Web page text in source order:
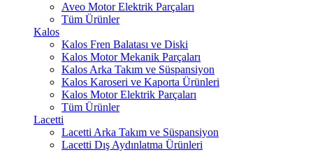
Aveo Motor Elektrik Parçaları
Tüm Ürünler
Kalos
Kalos Fren Balatası ve Diski
Kalos Motor Mekanik Parçaları
Kalos Arka Takım ve Süspansiyon
Kalos Karoseri ve Kaporta Ürünleri
Kalos Motor Elektrik Parçaları
Tüm Ürünler
Lacetti
Lacetti Arka Takım ve Süspansiyon
Lacetti Dış Aydınlatma Ürünleri